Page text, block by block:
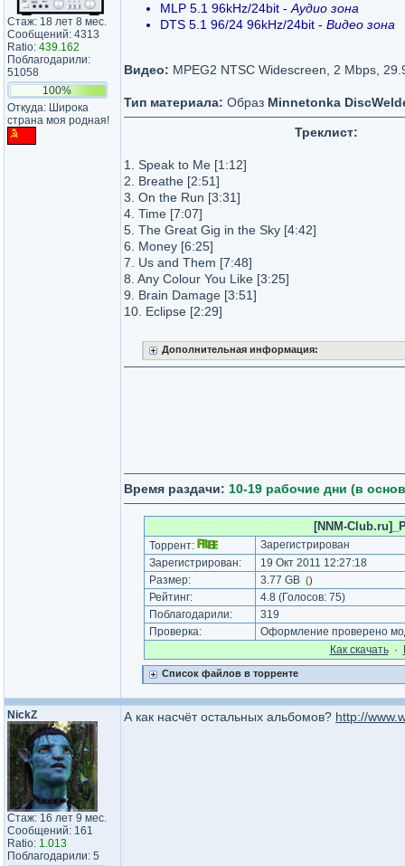
Стаж: 18 лет 8 мес.
Сообщений: 4313
Ratio: 439.162
Поблагодарили:
51058
100%
Откуда: Широка
страна моя родная!
MLP 5.1 96kHz/24bit - Аудио зона
DTS 5.1 96/24 96kHz/24bit - Видео зона
Видео: MPEG2 NTSC Widescreen, 2 Mbps,
Тип материала: Образ Minnetonka
Треклист:
1. Speak to Me [1:12]
2. Breathe [2:51]
3. On the Run [3:31]
4. Time [7:07]
5. The Great Gig in the Sky [4:42]
6. Money [6:25]
7. Us and Them [7:48]
8. Any Colour You Like [3:25]
9. Brain Damage [3:51]
10. Eclipse [2:29]
Дополнительная информация:
Время раздачи: 10-19 рабочие дни (в
[NNM-
Торрент:
Зарегистрирован
Зарегистрирован:
19 Окт 2011 12:27:18
Размер:
3.77 GB ()
Рейтинг: 4.8 (Голосов: 75)
Поблагодарили:
319
Проверка:
Оформление проверено
Как cкачать·
Список файлов в торренте
NickZ
Стаж: 16 лет 9 мес.
Сообщений: 161
Ratio: 1.013
Поблагодарили: 5
А как насчёт остальных альбомов? http://